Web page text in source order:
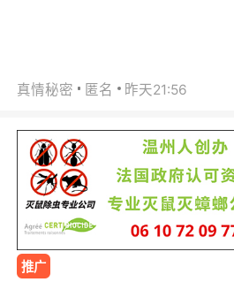
真情秘密 匿名 昨天21:56
推广